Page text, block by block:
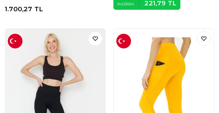
1.700,27 TL
İNDIRIM 221,79 TL